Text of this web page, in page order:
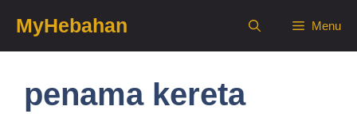
content
MyHebahan Menu
penama kereta